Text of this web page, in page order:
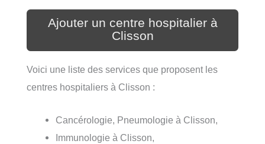
Ajouter un centre hospitalier à
Clisson
Voici une liste des services que proposent les
centres hospitaliers à Clisson :
Cancérologie, Pneumologie à Clisson,
Immunologie à Clisson,